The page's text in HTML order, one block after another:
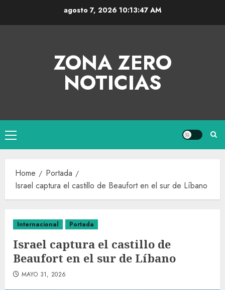
agosto 7, 2026 10:13:47 AM
ZONA ZERO
NOTICIAS
Home
Portada
Israel captura el castillo de Beaufort en el sur de Líbano
Internacional Portada
Israel captura el castillo de
Beaufort en el sur de Líbano
MAYO 31, 2026